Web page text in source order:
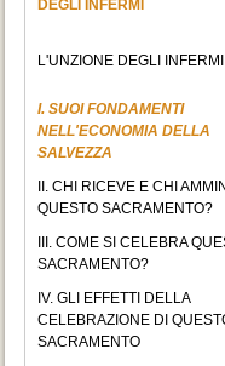
DEGLI INFERMI
L'UNZIONE DEGLI INFERMI
I. SUOI FONDAMENTI
NELL'ECONOMIA DELLA
SALVEZZA
II. CHI RICEVE E CHI
QUESTO SACRAMENTO?
III. COME SI CELEBRA
SACRAMENTO?
IV. GLI EFFETTI DELLA
CELEBRAZIONE DI
SACRAMENTO